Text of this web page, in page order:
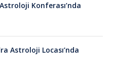
Konferası’nda
Astroloji Locası’nda